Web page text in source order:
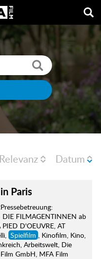
Relevanz Datum
Paris
FILMAGENTINNEN ab
D'OEUVRE, AT
Spielfilm , Kinofilm, Kino,
Arbeitswelt, Die
GmbH, MFA Film